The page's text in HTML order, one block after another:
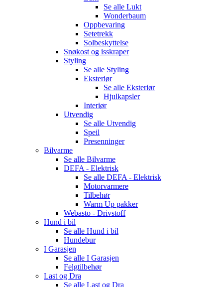
Se alle Lukt
Wonderbaum
Oppbevaring
Setetrekk
Solbeskyttelse
Snøkost og isskraper
Styling
Se alle Styling
Eksteriør
Se alle Eksteriør
Hjulkapsler
Interiør
Utvendig
Se alle Utvendig
Speil
Presenninger
Bilvarme
Se alle Bilvarme
DEFA - Elektrisk
Se alle DEFA - Elektrisk
Motorvarmere
Tilbehør
Warm Up pakker
Webasto - Drivstoff
Hund i bil
Se alle Hund i bil
Hundebur
I Garasjen
Se alle I Garasjen
Felgtilbehør
Last og Dra
Se alle Last og Dra